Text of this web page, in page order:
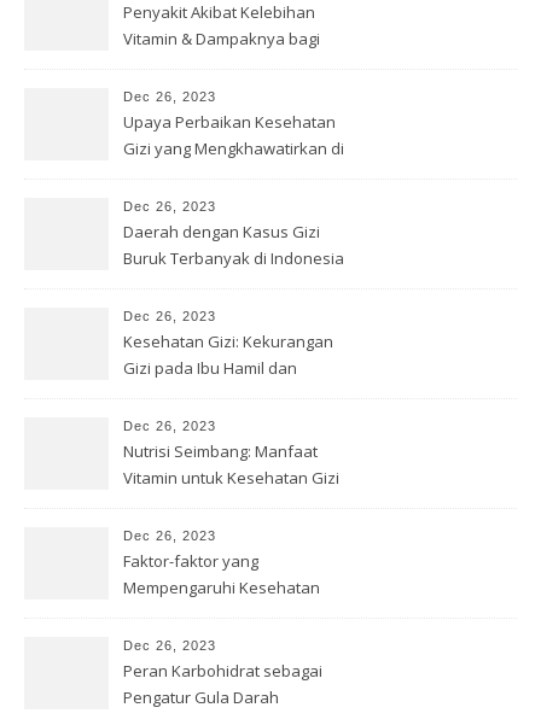
Penyakit Akibat Kelebihan
Vitamin & Dampaknya bagi
Dec 26, 2023
Upaya Perbaikan Kesehatan
Gizi yang Mengkhawatirkan di
Dec 26, 2023
Daerah dengan Kasus Gizi
Buruk Terbanyak di Indonesia
Dec 26, 2023
Kesehatan Gizi: Kekurangan
Gizi pada Ibu Hamil dan
Dec 26, 2023
Nutrisi Seimbang: Manfaat
Vitamin untuk Kesehatan Gizi
Dec 26, 2023
Faktor-faktor yang
Mempengaruhi Kesehatan
Dec 26, 2023
Peran Karbohidrat sebagai
Pengatur Gula Darah